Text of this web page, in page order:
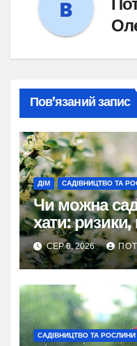
Пов’язаний запис
ДІМ САДІВНИЦТВО ТА
Чи можна
хати:
практичні
СЕР 6, 2026
САДІВНИЦТВО ТА РОСЛИНИ